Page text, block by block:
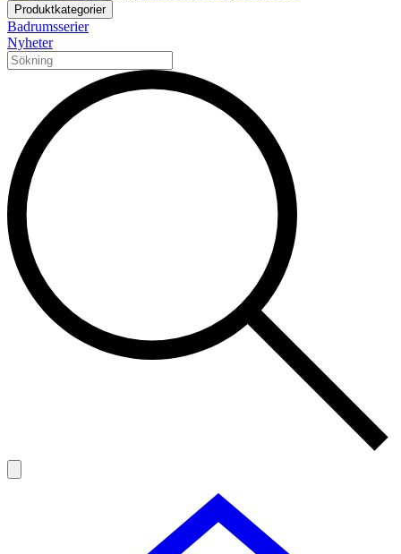
Produktkategorier
Badrumsserier
Nyheter